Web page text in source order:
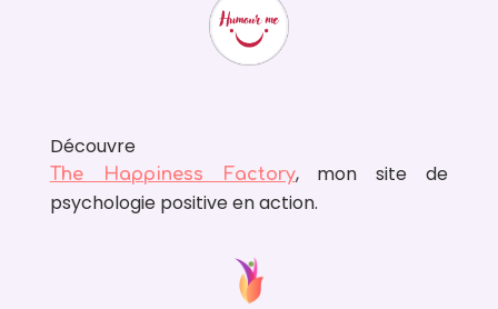
Découvre
The Happiness Factory, mon site de
psychologie positive en action.